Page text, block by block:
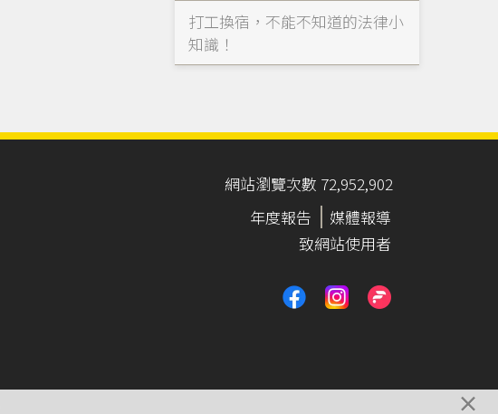
打工換宿，不能不知道的法律小
知識！
網站瀏覽次數 72,952,902
年度報告
媒體報導
致網站使用者
×